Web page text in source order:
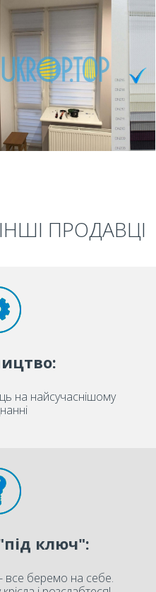
ПРОДАВЦІ
на найсучаснішому
ключ":
все беремо на себе.